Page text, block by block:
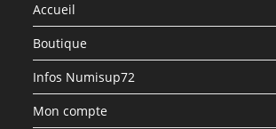
Accueil
Boutique
Infos Numisup72
Mon compte